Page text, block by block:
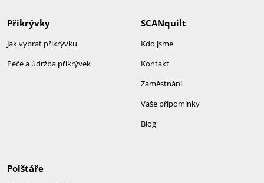
SCANquilt
Kdo jsme
Kontakt
Zaměstnání
Vaše připomínky
Blog
Přikrývky
Jak vybrat přikrývku
Péče a údržba přikrývek
Polštáře